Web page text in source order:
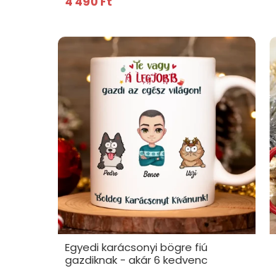
Egyedi karácsonyi bögre fiú
gazdiknak - akár 6 kedvenc